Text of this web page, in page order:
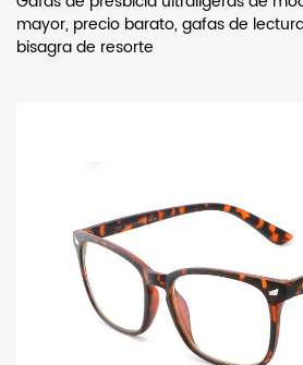
mayor, precio barato, gafas de
bisagra de resorte